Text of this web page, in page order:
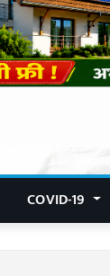
COVID-19